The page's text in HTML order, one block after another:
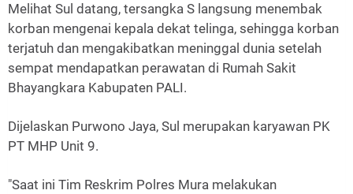
Melihat Sul datang, tersangka S langsung menembak
korban mengenai kepala dekat telinga, sehingga korban
terjatuh dan mengakibatkan meninggal dunia setelah
sempat mendapatkan perawatan di Rumah Sakit
Bhayangkara Kabupaten PALI.
Dijelaskan Purwono Jaya, Sul merupakan karyawan PK
PT MHP Unit 9.
"Saat ini Tim Reskrim Polres Mura melakukan